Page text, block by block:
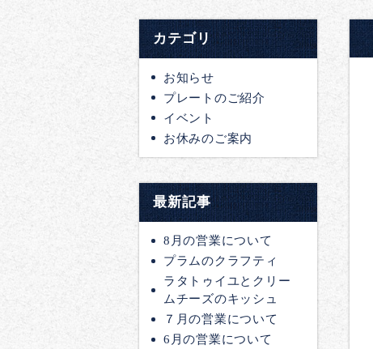
カテゴリ
お知らせ
プレートのご紹介
イベント
お休みのご案内
最新記事
8月の営業について
プラムのクラフティ
ラタトゥイユとクリー
ムチーズのキッシュ
７月の営業について
6月の営業について